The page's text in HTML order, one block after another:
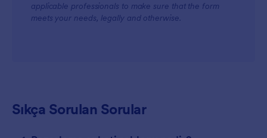
applicable professionals to make sure that the form
meets your needs, legally and otherwise.
Sıkça Sorulan Sorular